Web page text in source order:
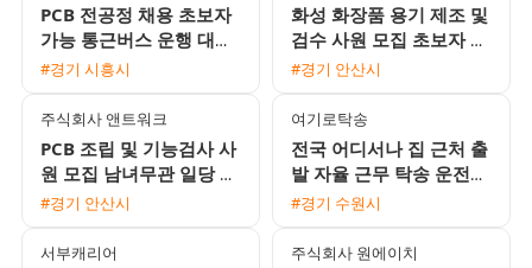
PCB 전공정 채용 초보자
가능 통근버스 운행 대기
업 1차 협력사
#경기 시흥시
화성 화장품 용기 제조 및
검수 사원 모집 초보자 환
영 및 풍부한 수당 혜택
#경기 안산시
주식회사 앤트워크
PCB 조립 및 기능검사 사
원 모집 남녀무관 일당 주
급 가능
#경기 안산시
여기로탁송
전국 어디서나 집 근처 출
발 자율 근무 탁송 운전기
사 모집 초보 및 외국인
#경기 수원시
서부캐리어 주식회사 원에이치